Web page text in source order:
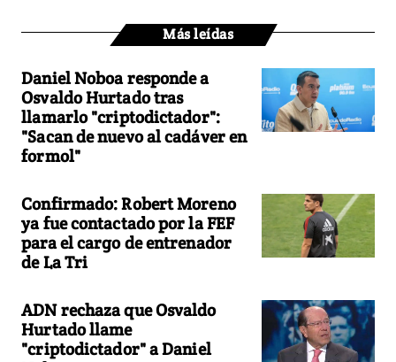
Más leídas
Daniel Noboa responde a
Osvaldo Hurtado tras
llamarlo "criptodictador":
"Sacan de nuevo al cadáver en
formol"
Confirmado: Robert Moreno
ya fue contactado por la FEF
para el cargo de entrenador
de La Tri
ADN rechaza que Osvaldo
Hurtado llame
"criptodictador" a Daniel